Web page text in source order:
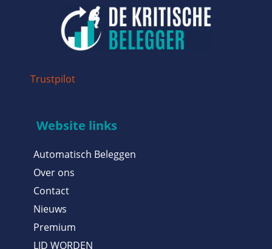
Trustpilot
Website links
Automatisch Beleggen
Over ons
Contact
Nieuws
Premium
LID WORDEN